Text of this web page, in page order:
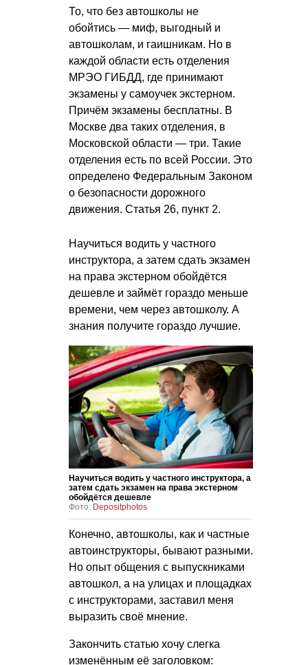
То, что без автошколы не
обойтись — миф, выгодный и
автошколам, и гаишникам. Но в
каждой области есть отделения
МРЭО ГИБДД, где принимают
экзамены у самоучек экстерном.
Причём экзамены бесплатны. В
Москве два таких отделения, в
Московской области — три. Такие
отделения есть по всей России. Это
определено Федеральным Законом
о безопасности дорожного
движения. Статья 26, пункт 2.
Научиться водить у частного
инструктора, а затем сдать экзамен
на права экстерном обойдётся
дешевле и займёт гораздо меньше
времени, чем через автошколу. А
знания получите гораздо лучшие.
Научиться водить у частного инструктора, а
затем сдать экзамен на права экстерном
обойдётся дешевле
Фото: Depositphotos
Конечно, автошколы, как и частные
автоинструкторы, бывают разными.
Но опыт общения с выпускниками
автошкол, а на улицах и площадках
с инструкторами, заставил меня
выразить своё мнение.
Закончить статью хочу слегка
изменённым её заголовком: